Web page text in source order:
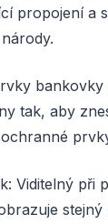
propojení a
tak, aby
Viditelný při
stejný